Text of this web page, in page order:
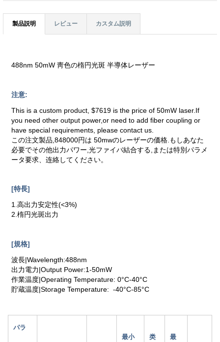
製品説明 レビュー カスタム説明
488nm 50mW 靑色の楕円光斑 半導体レーザー
注意:
This is a custom product, $7619 is the price of 50mW laser.If
you need other output power,or need to add fiber coupling or
have special requirements, please contact us.
この注文製品,848000円は 50mwのレーザーの価格.もしあなた
必要でその他出力パワー,光ファイバ結合する,または特別パラメ
ータ要求、连絡してください。
[特長]
1.高出力安定性(<3%)
2.楕円光斑出力
[規格]
波長|Wavelength:488nm
出力電力|Output Power:1-50mW
作業温度|Operating Temperature: 0°C-40°C
貯蔵温度|Storage Temperature: -40°C-85°C
パラ
最小 类 最